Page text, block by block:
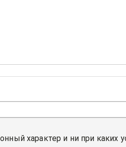
характер и ни при каких